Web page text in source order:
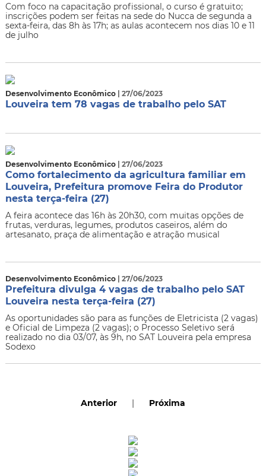
​Com foco na capacitação profissional, o curso é gratuito;
inscrições podem ser feitas na sede do Nucca de segunda a
sexta-feira, das 8h às 17h; as aulas acontecem nos dias 10 e 11
de julho
Desenvolvimento Econômico | 27/06/2023
Louveira tem 78 vagas de trabalho pelo SAT
Desenvolvimento Econômico | 27/06/2023
Como fortalecimento da agricultura familiar em
Louveira, Prefeitura promove Feira do Produtor
nesta terça-feira (27)
A feira acontece das 16h às 20h30, com muitas opções de
frutas, verduras, legumes, produtos caseiros, além do
artesanato, praça de alimentação e atração musical
Desenvolvimento Econômico | 27/06/2023
Prefeitura divulga 4 vagas de trabalho pelo SAT
Louveira nesta terça-feira (27)
As oportunidades são para as funções de Eletricista (2 vagas)
e Oficial de Limpeza (2 vagas); o Processo Seletivo será
realizado no dia 03/07, às 9h, no SAT Louveira pela empresa
Sodexo
Anterior | Próxima